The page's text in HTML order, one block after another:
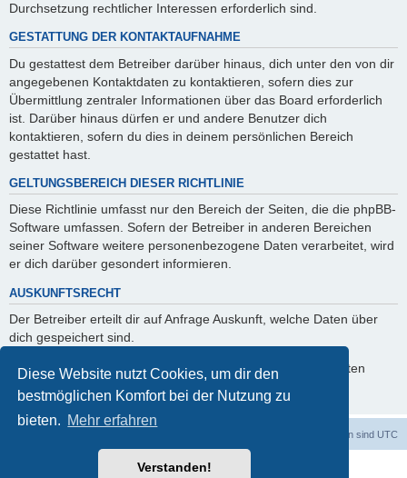
Diese Website nutzt Cookies, um dir den
bestmöglichen Komfort bei der Nutzung zu
bieten. Mehr erfahren
Verstanden!
Durchsetzung rechtlicher Interessen erforderlich sind.
GESTATTUNG DER KONTAKTAUFNAHME
Du gestattest dem Betreiber darüber hinaus, dich unter den von dir
angegebenen Kontaktdaten zu kontaktieren, sofern dies zur
Übermittlung zentraler Informationen über das Board erforderlich
ist. Darüber hinaus dürfen er und andere Benutzer dich
kontaktieren, sofern du dies in deinem persönlichen Bereich
gestattet hast.
GELTUNGSBEREICH DIESER RICHTLINIE
Diese Richtlinie umfasst nur den Bereich der Seiten, die die phpBB-
Software umfassen. Sofern der Betreiber in anderen Bereichen
seiner Software weitere personenbezogene Daten verarbeitet, wird
er dich darüber gesondert informieren.
AUSKUNFTSRECHT
Der Betreiber erteilt dir auf Anfrage Auskunft, welche Daten über
dich gespeichert sind.
Du kannst jederzeit die Löschung bzw. Sperrung deiner Daten
verlangen. Kontaktiere hierzu bitte den Betreiber.
Alle Zeiten sind UTC
Powered byphpBB® Forum Software © phpBB Limited